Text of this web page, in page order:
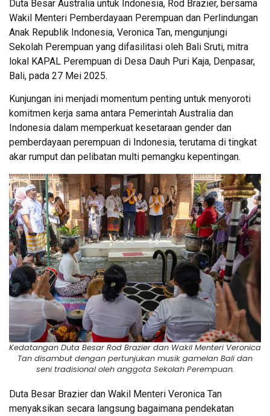
Duta Besar Australia untuk Indonesia, Rod Brazier, bersama
Wakil Menteri Pemberdayaan Perempuan dan Perlindungan
Anak Republik Indonesia, Veronica Tan, mengunjungi
Sekolah Perempuan yang difasilitasi oleh Bali Sruti, mitra
lokal KAPAL Perempuan di Desa Dauh Puri Kaja, Denpasar,
Bali, pada 27 Mei 2025.
Kunjungan ini menjadi momentum penting untuk menyoroti
komitmen kerja sama antara Pemerintah Australia dan
Indonesia dalam memperkuat kesetaraan gender dan
pemberdayaan perempuan di Indonesia, terutama di tingkat
akar rumput dan pelibatan multi pemangku kepentingan.
Kedatangan Duta Besar Rod Brazier dan Wakil Menteri Veronica
Tan disambut dengan pertunjukan musik gamelan Bali dan
seni tradisional oleh anggota Sekolah Perempuan.
Duta Besar Brazier dan Wakil Menteri Veronica Tan
menyaksikan secara langsung bagaimana pendekatan